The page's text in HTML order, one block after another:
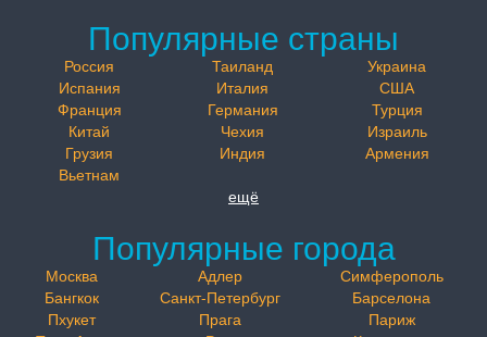
Популярные страны
Россия Таиланд
Украина
Испания
Италия
США
Франция
Германия
Турция
Китай
Чехия
Израиль
Грузия
Индия
Армения
Вьетнам
ещё
Популярные города
Москва Адлер
Симферополь
Бангкок
Санкт-Петербург
Барселона
Пхукет
Прага
Париж